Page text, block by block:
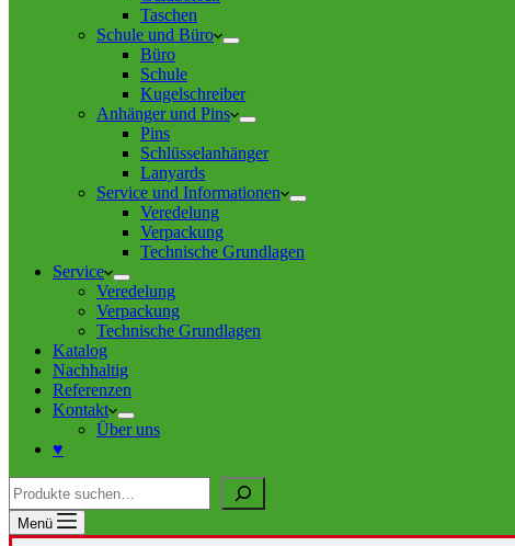
Taschen
Schule und Büro
Büro
Schule
Kugelschreiber
Anhänger und Pins
Pins
Schlüsselanhänger
Lanyards
Service und Informationen
Veredelung
Verpackung
Technische Grundlagen
Service
Veredelung
Verpackung
Technische Grundlagen
Katalog
Nachhaltig
Referenzen
Kontakt
Über uns
♥
Suche
Menü